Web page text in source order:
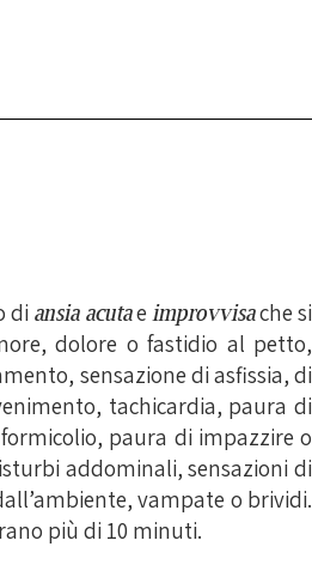
di ansia acutae improvvisache si
dolore o fastidio al petto,
sensazione di asfissia, di
tachicardia, paura di
paura di impazzire o
addominali, sensazioni di
vampate o brividi.
più di 10 minuti.